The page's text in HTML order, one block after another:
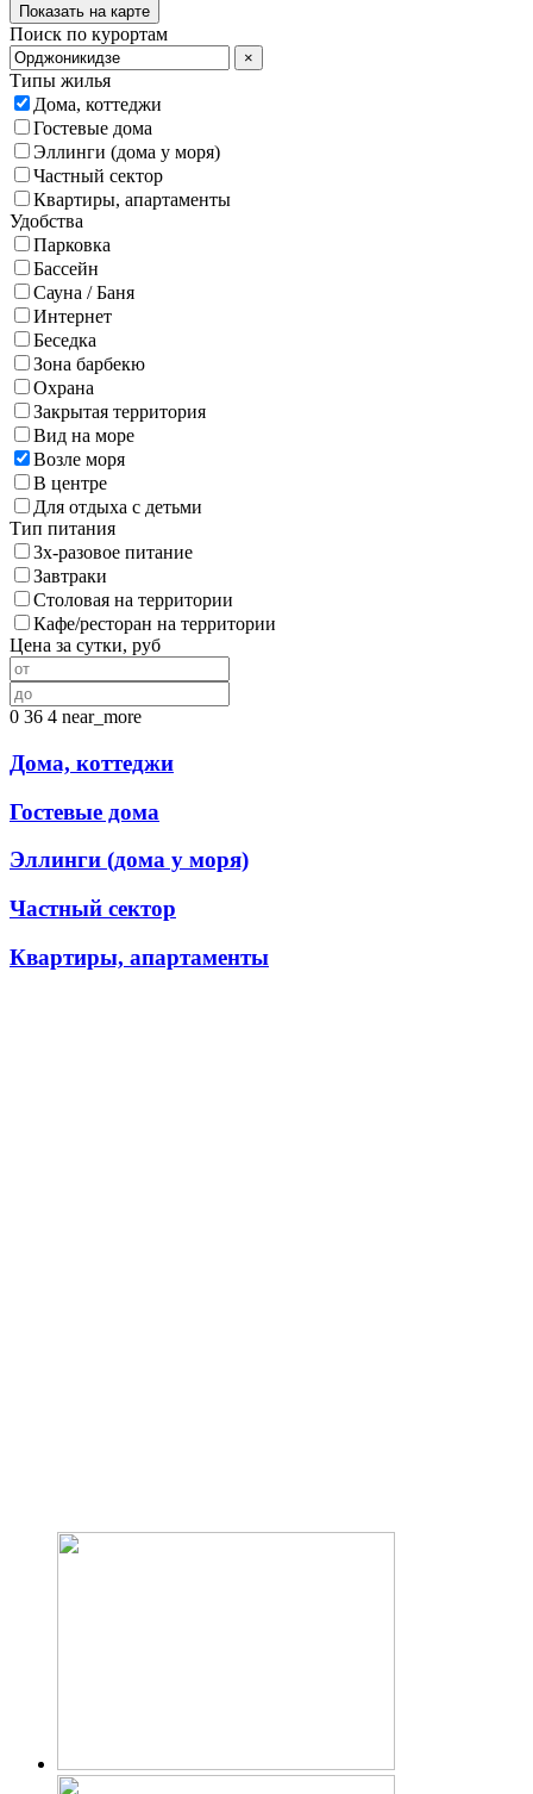
Показать на карте
Поиск по курортам
×
Типы жилья
Дома, коттеджи
Гостевые дома
Эллинги (дома у моря)
Частный сектор
Квартиры, апартаменты
Удобства
Парковка
Бассейн
Сауна / Баня
Интернет
Беседка
Зона барбекю
Охрана
Закрытая территория
Вид на море
Возле моря
В центре
Для отдыха с детьми
Тип питания
3х-разовое питание
Завтраки
Столовая на территории
Кафе/ресторан на территории
Цена за сутки, руб
0 36 4 near_more
Дома, коттеджи
Гостевые дома
Эллинги (дома у моря)
Частный сектор
Квартиры, апартаменты